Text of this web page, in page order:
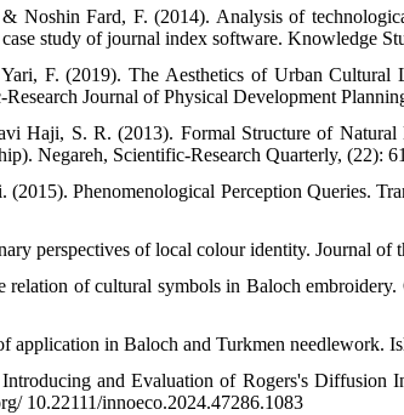
Noshin Fard, F. (2014). Analysis of
study of journal index software. Knowledge
F. (2019). The Aesthetics of Urban Cultural
Journal of Physical Development
Haji, S. R. (2013). Formal Structure of
Negareh, Scientific-Research Quarterly, (22):
(2015). Phenomenological Perception Queries.
perspectives of local colour identity. Journal
relation of cultural symbols in Baloch
application in Baloch and Turkmen needlework.
and Evaluation of Rogers's Diffusion
10.22111/innoeco.2024.47286.1083